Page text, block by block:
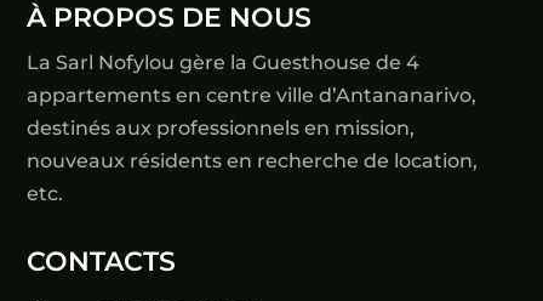
À PROPOS DE NOUS
La Sarl Nofylou gère la Guesthouse de 4
appartements en centre ville d’Antananarivo,
destinés aux professionnels en mission,
nouveaux résidents en recherche de location,
etc.
CONTACTS